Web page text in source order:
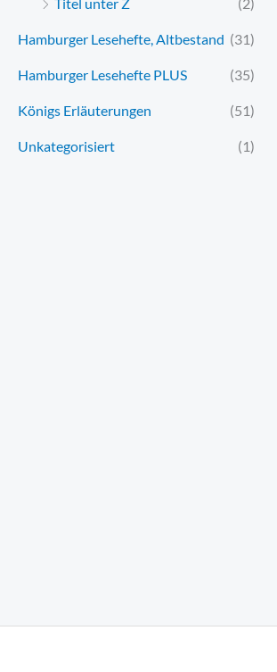
Hamburger Lesehefte, Altbestand (31)
Hamburger Lesehefte PLUS (35)
Königs Erläuterungen (51)
Unkategorisiert (1)